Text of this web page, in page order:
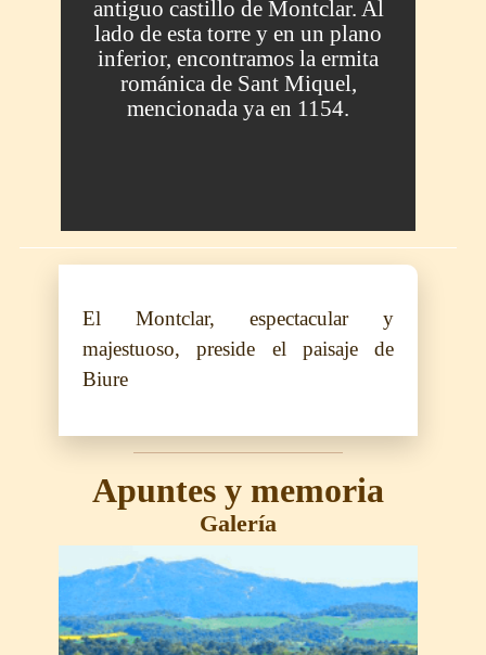
antiguo castillo de Montclar. Al
lado de esta torre y en un plano
inferior, encontramos la ermita
románica de Sant Miquel,
mencionada ya en 1154.
El Montclar, espectacular y
majestuoso, preside el paisaje de
Biure
Apuntes y memoria
Galería